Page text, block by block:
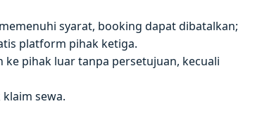
syarat, booking dapat dibatalkan;
platform pihak ketiga.
pihak luar tanpa persetujuan, kecuali
sewa.